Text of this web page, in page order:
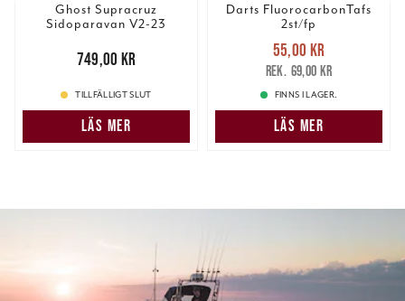
Ghost Supracruz
Sidoparavan V2-23
749,00 kr
749,00 kr
TILLFÄLLIGT SLUT
LÄS MER
Darts FluorocarbonTafs
2st/fp
Nuvarande pris
55,00 krTidigare pris
69,00 kr
55,00 kr
69,00 kr
FINNS I LAGER.
LÄS MER